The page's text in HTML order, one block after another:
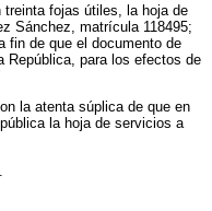
fojas útiles, la hoja de
Sánchez, matrícula 118495;
fin de que el documento de
República, para los efectos de
la atenta súplica de que en
la hoja de servicios a